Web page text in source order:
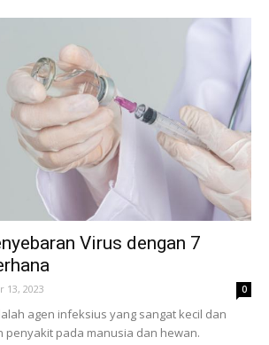
Virus dengan 7
13, 2023 0
agen infeksius yang sangat kecil dan
penyakit pada manusia dan hewan.